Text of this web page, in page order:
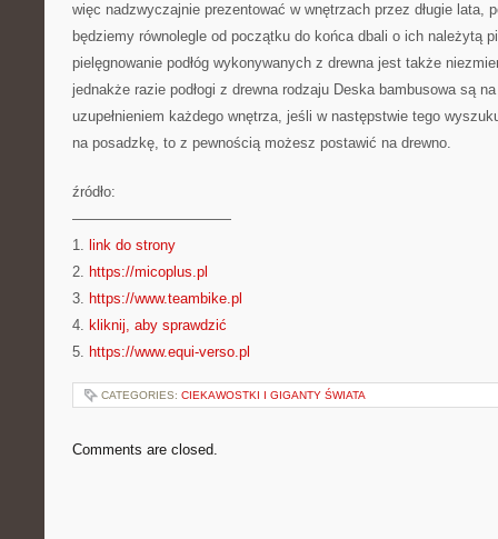
więc nadzwyczajnie prezentować w wnętrzach przez długie lata,
będziemy równolegle od początku do końca dbali o ich należytą
pielęgnowanie podłóg wykonywanych z drewna jest także
jednakże razie podłogi z drewna rodzaju Deska bambusowa są
uzupełnieniem każdego wnętrza, jeśli w następstwie tego
na posadzkę, to z pewnością możesz postawić na drewno.
źródło:
———————————
1. link do strony
2. https://micoplus.pl
3. https://www.teambike.pl
4. kliknij, aby sprawdzić
5. https://www.equi-verso.pl
CATEGORIES: CIEKAWOSTKI I GIGANTY ŚWIATA
Comments are closed.